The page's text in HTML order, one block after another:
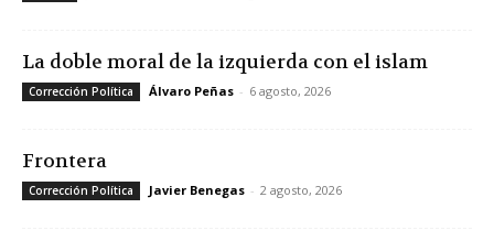
La doble moral de la izquierda con el islam
Corrección Política Álvaro Peñas - 6 agosto, 2026
Frontera
Corrección Política Javier Benegas - 2 agosto, 2026